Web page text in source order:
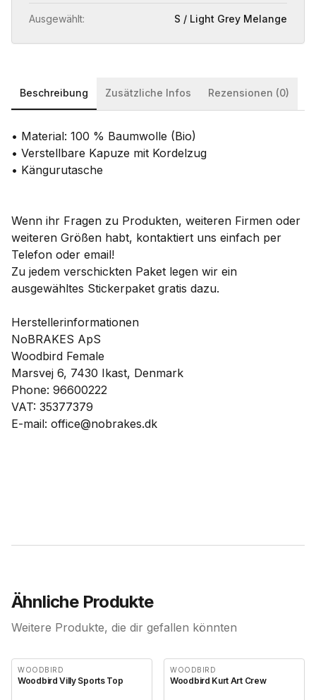
Ausgewählt: S / Light Grey Melange
Beschreibung Zusätzliche Infos Rezensionen (0)
• Material: 100 % Baumwolle (Bio)
• Verstellbare Kapuze mit Kordelzug
• Kängurutasche
Wenn ihr Fragen zu Produkten, weiteren Firmen oder
weiteren Größen habt, kontaktiert uns einfach per
Telefon oder email!
Zu jedem verschickten Paket legen wir ein
ausgewähltes Stickerpaket gratis dazu.
Herstellerinformationen
NoBRAKES ApS
Woodbird Female
Marsvej 6, 7430 Ikast, Denmark
Phone: 96600222
VAT: 35377379
E-mail: office@nobrakes.dk
Ähnliche Produkte
Weitere Produkte, die dir gefallen könnten
WOODBIRD
Woodbird Villy Sports Top
WOODBIRD
Woodbird Kurt Art Crew